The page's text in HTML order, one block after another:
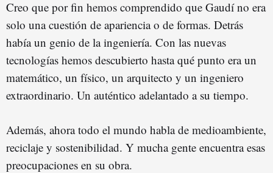
Creo que por fin hemos comprendido que Gaudí no era
solo una cuestión de apariencia o de formas. Detrás
había un genio de la ingeniería. Con las nuevas
tecnologías hemos descubierto hasta qué punto era un
matemático, un físico, un arquitecto y un ingeniero
extraordinario. Un auténtico adelantado a su tiempo.
Además, ahora todo el mundo habla de medioambiente,
reciclaje y sostenibilidad. Y mucha gente encuentra esas
preocupaciones en su obra.